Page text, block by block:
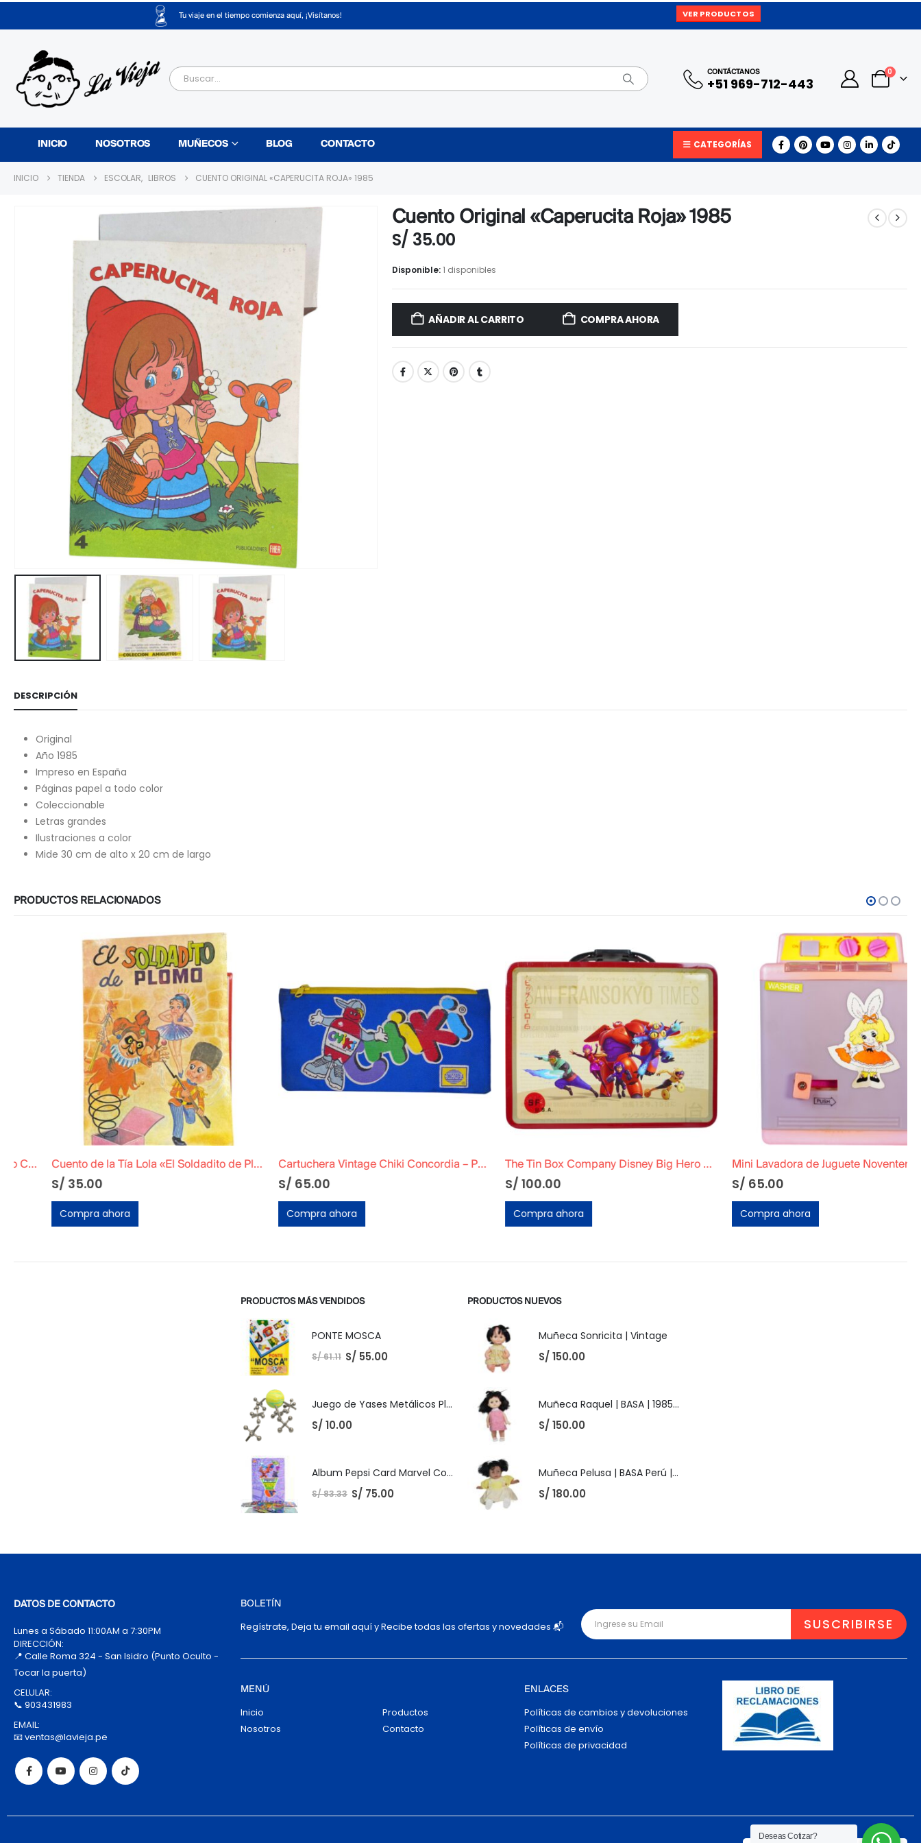
Tu viaje en el tiempo comienza aquí, ¡Visítanos! VER PRODUCTOS
CONTÁCTANOS
+51 969-712-443
0
INICIO NOSOTROS MUÑECOS BLOG CONTACTO CATEGORÍAS
INICIO TIENDA ESCOLAR, LIBROS CUENTO ORIGINAL «CAPERUCITA ROJA» 1985
Cuento Original «Caperucita Roja» 1985
S/ 35.00
Disponible:1 disponibles
AÑADIR AL CARRITO COMPRA AHORA
DESCRIPCIÓN
Original
Año 1985
Impreso en España
Páginas papel a todo color
Coleccionable
Letras grandes
Ilustraciones a color
Mide 30 cm de alto x 20 cm de largo
PRODUCTOS RELACIONADOS
Cuento de la Tía Lola «El Soldadito de Plomo» 1983
35.00
Compra ahora
Cartuchera Vintage Chiki Concordia – Publicidad Peruana Años 90
65.00
Compra ahora
The Tin Box Company Disney Big Hero 6 – Lonchera
100.00
Compra ahora
Mini Lavadora de Juguete Noventera Original con Caja – Funcional
65.00
Compra ahora
PRODUCTOS MÁS VENDIDOS
PONTE MOSCA
S/61.11 S/ 55.00
Juego de Yases Metálicos Plomos 6 Unidades + Pelota de Goma (En Bolsita Lista para Regalar)
S/ 10.00
Album Pepsi Card Marvel Completo
S/83.33 S/ 75.00
PRODUCTOS NUEVOS
Muñeca Sonricita | Vintage
S/ 150.00
Muñeca Raquel | BASA | 1985 | Vintage
S/ 150.00
Muñeca Pelusa | BASA Perú | Años 80 | Original
S/ 180.00
DATOS DE CONTACTO
Lunes a Sábado 11:00AM a 7:30PM
DIRECCIÓN:
📍 Calle Roma 324 - San Isidro (Punto Oculto -
Tocar la puerta)
CELULAR:
📞 903431983
EMAIL:
📧 ventas@lavieja.pe
BOLETÍN
Regístrate, Deja tu email aquí y Recibe todas las ofertas y novedades 📬
MENÚ
Inicio
Nosotros
Productos
Contacto
ENLACES
Políticas de cambios y devoluciones
Políticas de envío
Políticas de privacidad
Deseas Cotizar?